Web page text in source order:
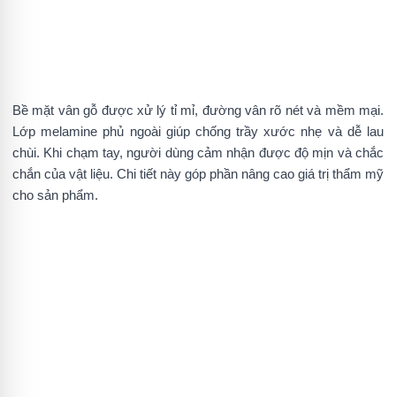
Bề mặt vân gỗ được xử lý tỉ mỉ, đường vân rõ nét và mềm mại.
Lớp melamine phủ ngoài giúp chống trầy xước nhẹ và dễ lau
chùi. Khi chạm tay, người dùng cảm nhận được độ mịn và chắc
chắn của vật liệu. Chi tiết này góp phần nâng cao giá trị thẩm mỹ
cho sản phẩm.